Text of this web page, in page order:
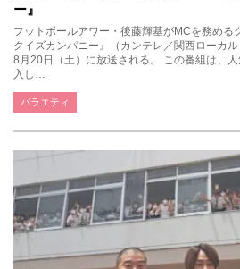
ー』
フットボールアワー・後藤輝基がMCを務める
クイズカンパニー』（カンテレ／関西ローカ
8月20日（土）に放送される。 この番組は、
入し…
バラエティ